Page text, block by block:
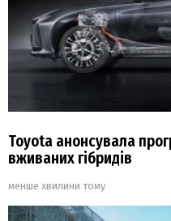
Toyota анонсувала
вживаних гібридів
менше хвилини тому